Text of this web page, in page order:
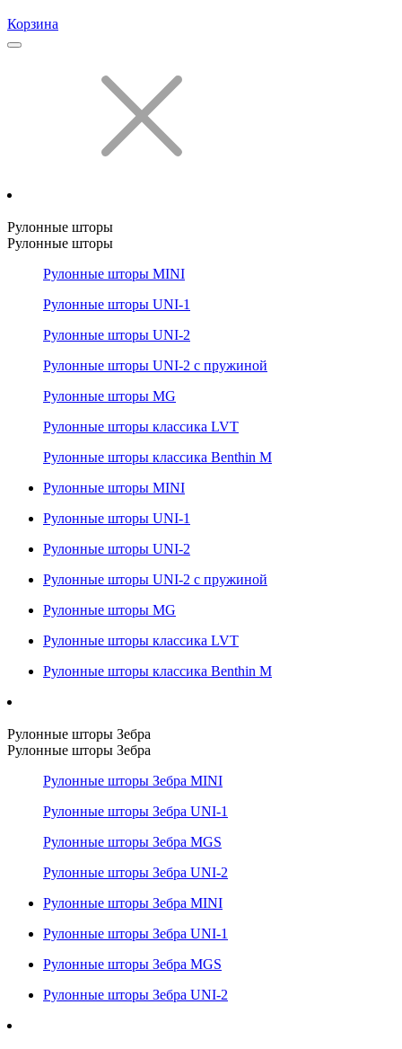
Корзина
Рулонные шторы
Рулонные шторы
Рулонные шторы MINI
Рулонные шторы UNI-1
Рулонные шторы UNI-2
Рулонные шторы UNI-2 с пружиной
Рулонные шторы MG
Рулонные шторы классика LVT
Рулонные шторы классика Benthin M
Рулонные шторы MINI
Рулонные шторы UNI-1
Рулонные шторы UNI-2
Рулонные шторы UNI-2 с пружиной
Рулонные шторы MG
Рулонные шторы классика LVT
Рулонные шторы классика Benthin M
Рулонные шторы Зебра
Рулонные шторы Зебра
Рулонные шторы Зебра MINI
Рулонные шторы Зебра UNI-1
Рулонные шторы Зебра MGS
Рулонные шторы Зебра UNI-2
Рулонные шторы Зебра MINI
Рулонные шторы Зебра UNI-1
Рулонные шторы Зебра MGS
Рулонные шторы Зебра UNI-2